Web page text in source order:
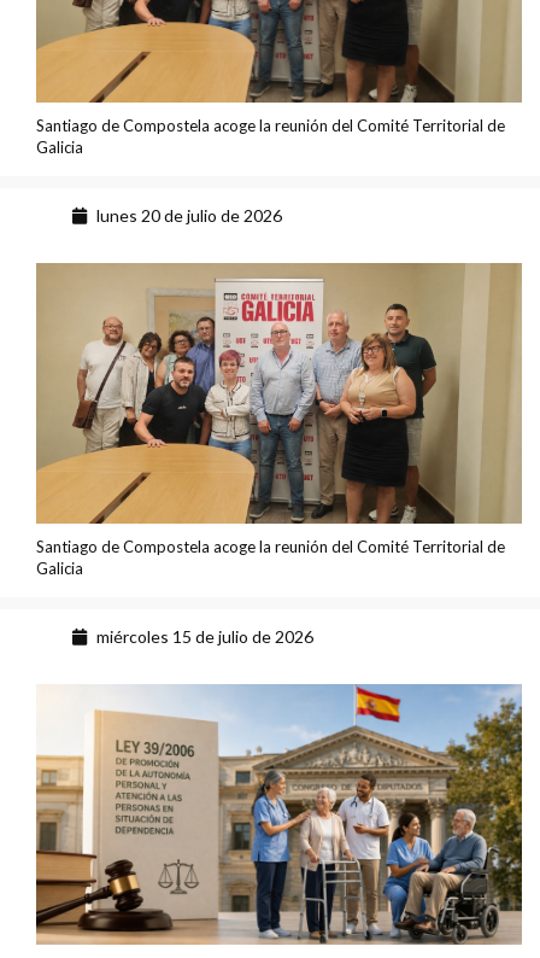
Santiago de Compostela acoge la reunión del Comité Territorial de
Galicia
lunes 20 de julio de 2026
Santiago de Compostela acoge la reunión del Comité Territorial de
Galicia
miércoles 15 de julio de 2026